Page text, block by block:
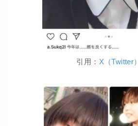
引用： X（Twitter）